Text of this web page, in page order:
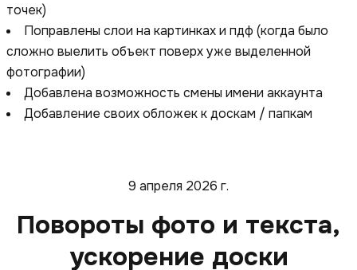
точек)
Поправлены слои на картинках и пдф (когда было
сложно выелить объект поверх уже выделенной
фотографии)
Добавлена возможность смены имени аккаунта
Добавление своих обложек к доскам / папкам
9 апреля 2026 г.
Повороты фото и текста,
ускорение доски